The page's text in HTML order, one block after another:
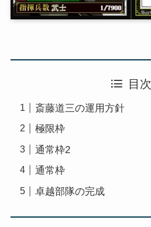
目次
斎藤道三の運用方針
極限枠
通常枠2
通常枠
卓越部隊の完成